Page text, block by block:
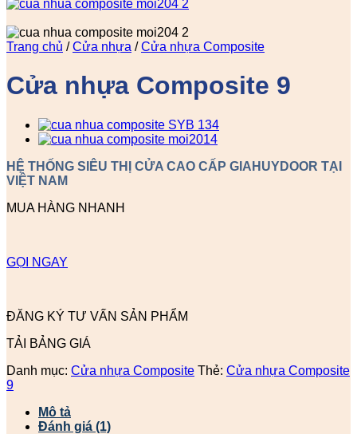
Trang chủ / Cửa nhựa / Cửa nhựa Composite
Cửa nhựa Composite 9
HỆ THỐNG SIÊU THỊ CỬA CAO CẤP GIAHUYDOOR TẠI
VIỆT NAM
MUA HÀNG NHANH
GỌI NGAY
ĐĂNG KÝ TƯ VẤN SẢN PHẨM
TẢI BẢNG GIÁ
Danh mục: Cửa nhựa Composite Thẻ: Cửa nhựa Composite
9
Mô tả
Đánh giá (1)